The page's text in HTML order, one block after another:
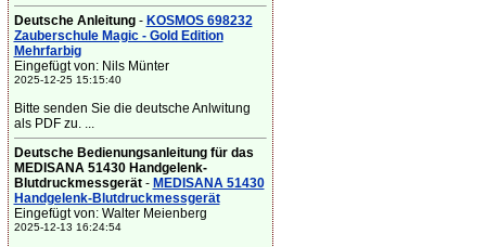
Deutsche Anleitung- KOSMOS 698232
Zauberschule Magic - Gold Edition
Mehrfarbig
Eingefügt von: Nils Münter
2025-12-25 15:15:40
Bitte senden Sie die deutsche Anlwitung
als PDF zu. ...
Deutsche Bedienungsanleitung für das
MEDISANA 51430 Handgelenk-
Blutdruckmessgerät- MEDISANA 51430
Handgelenk-Blutdruckmessgerät
Eingefügt von: Walter Meienberg
2025-12-13 16:24:54